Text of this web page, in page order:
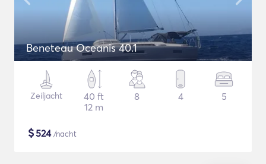
Beneteau Oceanis 40.1
Zeiljacht
40 ft
12 m
8 4 5
$524/nacht